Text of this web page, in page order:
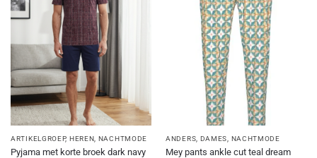
ARTIKELGROEP, HEREN NACHTMODE
Pyjama met korte broek dark navy
ANDERS DAMES NACHTMODE
Mey pants ankle cut teal dream